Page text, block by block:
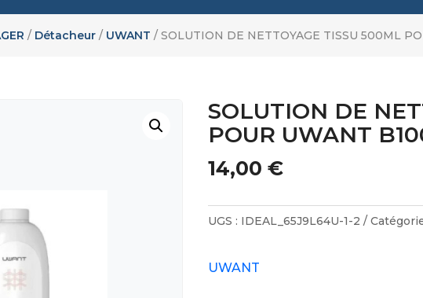
/ Détacheur / UWANT / SOLUTION DE NETTOYAGE TISSU 500ML
SOLUTION DE
POUR UWANT
14,00€
UGS : IDEAL_65J9L64U-1-2
UWANT